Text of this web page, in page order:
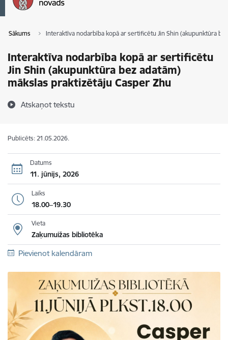
Sākums Interaktīva nodarbība kopā ar sertificētu Jin Shin (akupunktūra
Interaktīva nodarbība kopā ar sertificētu
Jin Shin (akupunktūra bez adatām)
mākslas praktizētāju Casper Zhu
Atskaņot tekstu
Publicēts: 21.05.2026.
Datums
11. jūnijs, 2026
Laiks
18.00–19.30
Vieta
Zaķumuižas bibliotēka
Pievienot kalendāram